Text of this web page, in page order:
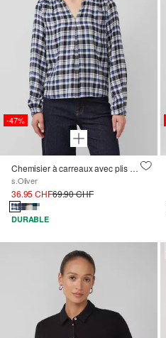
-47%
Chemisier à carreaux avec plis et poignets élastiques
s.Oliver
36.95 CHF69.90 CHF
DURABLE